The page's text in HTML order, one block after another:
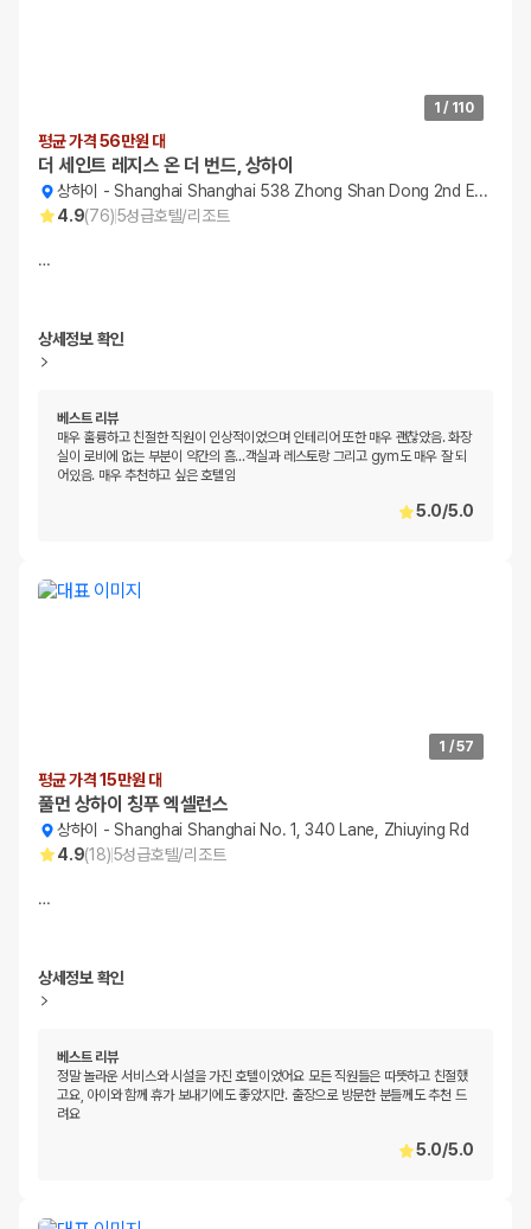
1 / 110
평균 가격 56만원 대
더 세인트 레지스 온 더 번드, 상하이
상하이 - Shanghai Shanghai 538 Zhong Shan Dong 2nd East Road
4.9(76)5성급호텔/리조트
…
상세정보 확인
베스트 리뷰
매우 훌륭하고 친절한 직원이 인상적이었으며 인테리어 또한 매우 괜찮았음. 화장
실이 로비에 없는 부분이 약간의 흠...객실과 레스토랑 그리고 gym도 매우 잘 되
어있음. 매우 추천하고 싶은 호텔임
5.0/5.0
1 /57
평균 가격 15만원 대
풀먼 상하이 칭푸 엑셀런스
상하이 - Shanghai Shanghai No. 1, 340 Lane, Zhiuying Rd
4.9(18)5성급호텔/리조트
…
상세정보 확인
베스트 리뷰
정말 놀라운 서비스와 시설을 가진 호텔이었어요 모든 직원들은 따뜻하고 친절했
고요, 아이와 함께 휴가 보내기에도 좋았지만. 출장으로 방문한 분들께도 추천 드
려요
5.0/5.0